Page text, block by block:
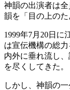
神韻の出演者は
韻を「目の上のた
1999年7月20日に
は宣伝機構の総
内外に垂れ流し
を尽くしてきた。
しかし、神韻の